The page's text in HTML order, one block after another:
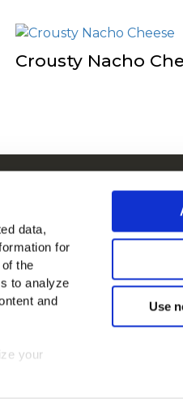
data,
for
the
to analyze
and
your
Use
Crousty Nacho
en Europe
nous sur